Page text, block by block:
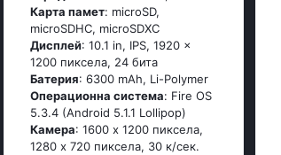
Карта памет: microSD,
microSDHC, microSDXC
Дисплей: 10.1 in, IPS, 1920 x
1200 пиксела, 24 бита
Батерия: 6300 mAh, Li-Polymer
Операционна система: Fire OS
5.3.4 (Android 5.1.1 Lollipop)
Камера: 1600 x 1200 пиксела,
1280 x 720 пиксела, 30 к/сек.